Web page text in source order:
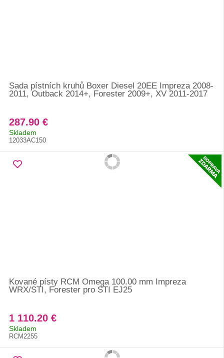
Sada pístních kruhů Boxer Diesel 20EE Impreza 2008-
2011, Outback 2014+, Forester 2009+, XV 2011-2017
287.90 €
Skladem
12033AC150
Kované písty RCM Omega 100.00 mm Impreza
WRX/STI, Forester pro STI EJ25
1 110.20 €
Skladem
RCM2255